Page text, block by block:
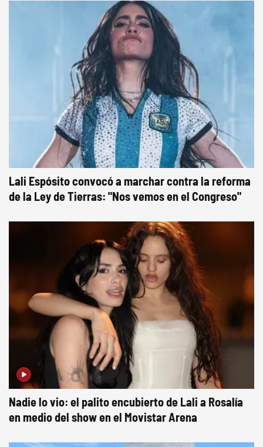
Lali Espósito convocó a marchar contra la reforma
de la Ley de Tierras: "Nos vemos en el Congreso"
Nadie lo vio: el palito encubierto de Lali a Rosalía
en medio del show en el Movistar Arena